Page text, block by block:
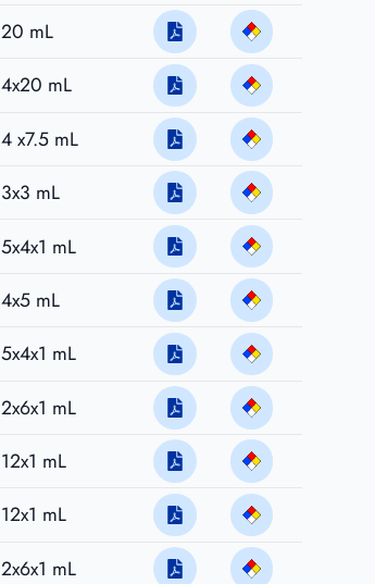
20 mL
4x20 mL
4 x7.5 mL
3x3 mL
5x4x1 mL
4x5 mL
5x4x1 mL
2x6x1 mL
12x1 mL
12x1 mL
2x6x1 mL